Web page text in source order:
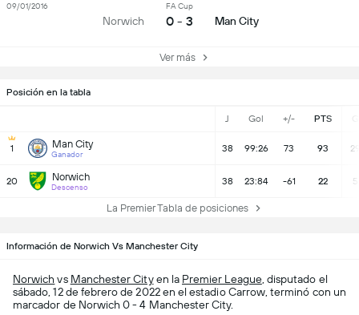
Posición en la tabla
J Gol +/- PTS
1 Man City
Ganador
38 99:26 73 93
20 Norwich
Descenso
38 23:84 -61 22 5
La Premier Tabla de posiciones
Norwich
FA Cup
0 - 3 Man City
09/01/2016
Ver más
Información de Norwich Vs Manchester City
Norwich vs Manchester Cityen la Premier League, disputado el
sábado, 12 de febrero de 2022 en el estadio Carrow, terminó con un
marcador de Norwich 0 - 4 Manchester City.